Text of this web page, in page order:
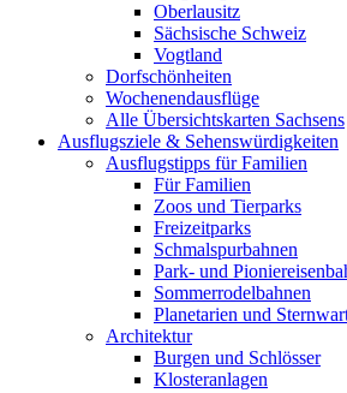
Oberlausitz
Sächsische Schweiz
Vogtland
Dorfschönheiten
Wochenendausflüge
Alle Übersichtskarten Sachsens
Ausflugsziele & Sehenswürdigkeiten
Ausflugstipps für Familien
Für Familien
Zoos und Tierparks
Freizeitparks
Schmalspurbahnen
Park- und
Sommerrodelbahnen
Planetarien und
Architektur
Burgen und Schlösser
Klosteranlagen